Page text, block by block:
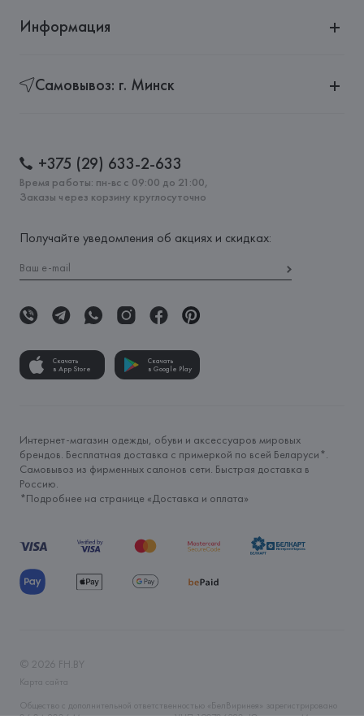
Информация
Самовывоз: г. Минск
+375 (29) 633-2-633
Время работы: пн-вс с 09:00 до 21:00,
Заказы через корзину круглосуточно
Получайте уведомления об акциях и скидках:
Скачать
в App Store
Скачать
в Google Play
Интернет-магазин одежды, обуви и аксессуаров мировых
брендов. Бесплатная доставка с примеркой по всей Беларуси*.
Самовывоз из фирменных салонов сети. Быстрая доставка в
Россию.
*Подробнее на странице «Доставка и оплата»
© 2026 FH.BY
Карта сайта
Общество с дополнительной ответственностью «БелВиринея» зарегистрировано
06.04.2006 Минским горисполкомом. УНП 190706320. Юр.адрес: г. Минск, ул.